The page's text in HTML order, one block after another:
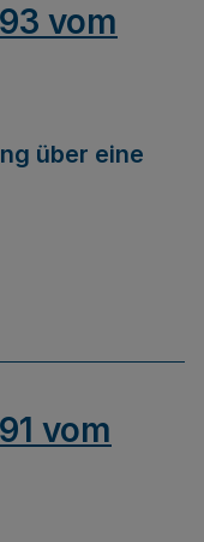
vom
über eine
vom